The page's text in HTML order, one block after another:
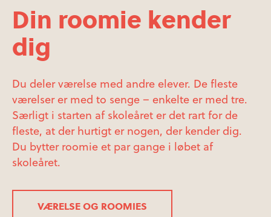
Din roomie kender
dig
Du deler værelse med andre elever. De fleste
værelser er med to senge – enkelte er med tre.
Særligt i starten af skoleåret er det rart for de
fleste, at der hurtigt er nogen, der kender dig.
Du bytter roomie et par gange i løbet af
skoleåret.
VÆRELSE OG ROOMIES